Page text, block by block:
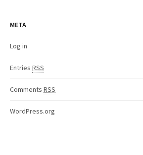
META
Log in
Entries RSS
Comments RSS
WordPress.org